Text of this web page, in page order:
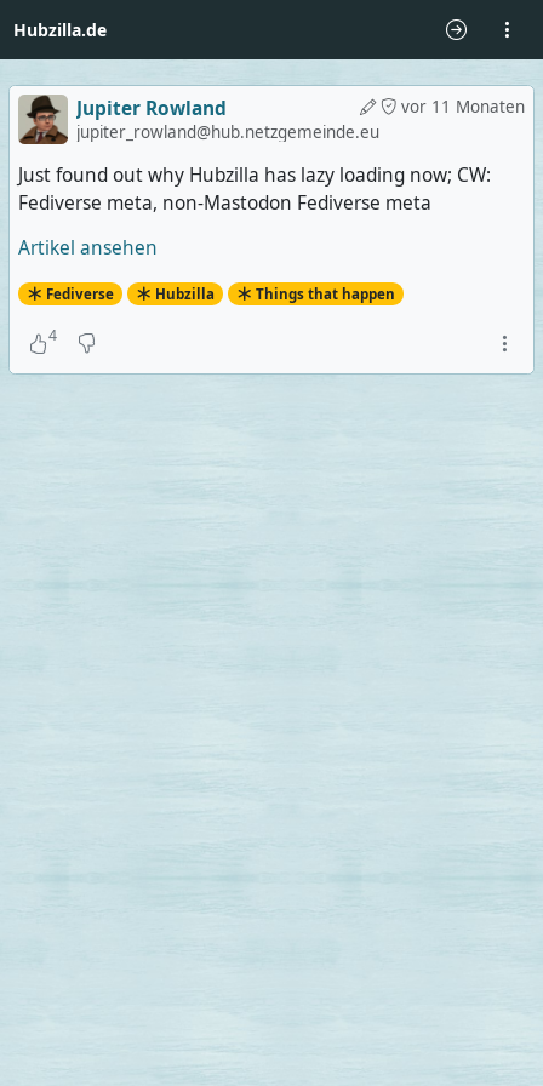
Hubzilla.de
vor 11 Monaten
Jupiter Rowland
jupiter_rowland@hub.netzgemeinde.eu
Just found out why Hubzilla has lazy loading now; CW:
Fediverse meta, non-Mastodon Fediverse meta
Artikel ansehen
Fediverse Hubzilla Things that happen
4